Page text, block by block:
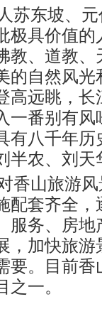
苏东坡、
极具价值
教、道教
的自然风
高远眺，
一番别有
有八千年
半农、刘
香山旅游
配套齐全
服务、房
，加快旅
要。目前
一。